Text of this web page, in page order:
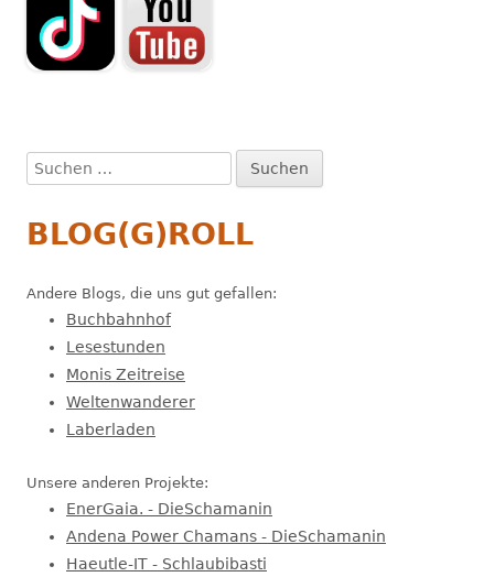
Suchen
nach:
BLOG(G)ROLL
Andere Blogs, die uns gut gefallen:
Buchbahnhof
Lesestunden
Monis Zeitreise
Weltenwanderer
Laberladen
Unsere anderen Projekte:
EnerGaia. - DieSchamanin
Andena Power Chamans - DieSchamanin
Haeutle-IT - Schlaubibasti